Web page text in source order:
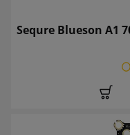
Sequre Blueson A1